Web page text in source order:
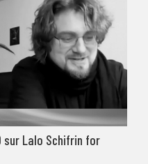
sur Lalo Schifrin for